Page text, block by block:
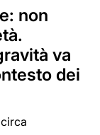
non
va
dei